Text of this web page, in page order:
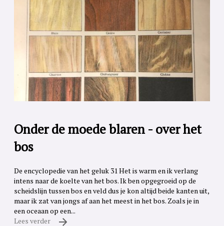
Onder de moede blaren - over het
bos
De encyclopedie van het geluk 31 Het is warm en ik verlang
intens naar de koelte van het bos. Ik ben opgegroeid op de
scheidslijn tussen bos en veld dus je kon altijd beide kanten uit,
maar ik zat van jongs af aan het meest in het bos. Zoals je in
een oceaan op een...
Lees verder